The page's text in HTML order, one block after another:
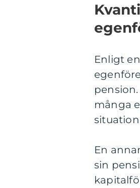
Enligt
många
En
sin